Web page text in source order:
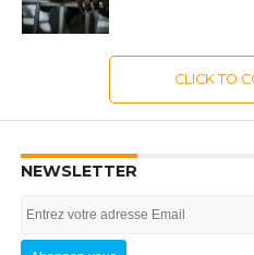
CLICK TO
NEWSLETTER